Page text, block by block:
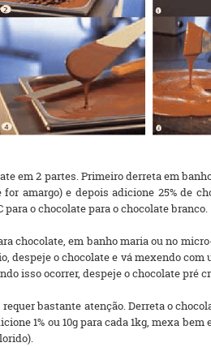
em 2 partes. Primeiro derreta em
for amargo) e depois adicione 25% de
para o chocolate para o chocolate branco.
chocolate, em banho maria ou no
despeje o chocolate e vá mexendo
isso ocorrer, despeje o chocolate
bastante atenção. Derreta o
1% ou 10g para cada 1kg, mexa